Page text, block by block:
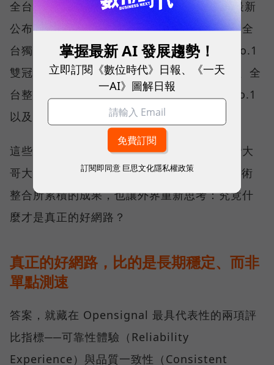
全台 No.1 」國際級榮譽，在 Opensignal 最新
公布的台灣行動網路體驗報告中，更一舉斬獲全
台獨有的「可靠性體驗」與「品質一致性」No.1
雙冠王，同時，包辦全台整體影音體驗 No.1、全
台整體語音體驗 No.1、全台 5G 語音體驗 No.1
以及全台網路在線率 No.1 多項榮譽。
這些獎項反映的不只是網路順暢，更代表台灣大
哥大長期投入頻譜布局、基地台建設與 5G 技術
整合所累積的成果，也讓外界重新思考：究竟什
麼才是真正的好網路？
真正的好網路，比的是長期穩定、而非
單點測速
答案，就藏在 Opensignal 最具代表性的兩項評
比指標──可靠性體驗（Reliability
Experience）與品質一致性（Consistent
掌握最新 AI 發展趨勢！
立即訂閱《數位時代》日報、《一天
一AI》圖解日報
訂閱即同意 巨思文化隱私權政策